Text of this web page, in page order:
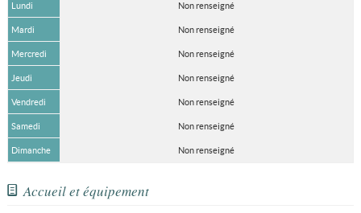
Lundi Non renseigné
Mardi Non renseigné
Mercredi Non renseigné
Jeudi Non renseigné
Vendredi Non renseigné
Samedi Non renseigné
Dimanche Non renseigné
Accueil et équipement